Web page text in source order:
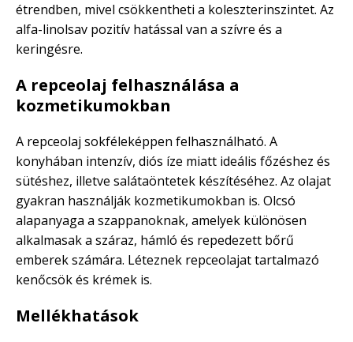
étrendben, mivel csökkentheti a koleszterinszintet. Az
alfa-linolsav pozitív hatással van a szívre és a
keringésre.
A repceolaj felhasználása a
kozmetikumokban
A repceolaj sokféleképpen felhasználható. A
konyhában intenzív, diós íze miatt ideális főzéshez és
sütéshez, illetve salátaöntetek készítéséhez. Az olajat
gyakran használják kozmetikumokban is. Olcsó
alapanyaga a szappanoknak, amelyek különösen
alkalmasak a száraz, hámló és repedezett bőrű
emberek számára. Léteznek repceolajat tartalmazó
kenőcsök és krémek is.
Mellékhatások